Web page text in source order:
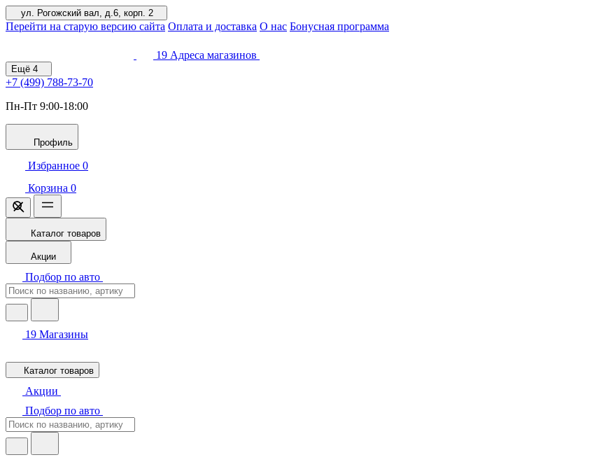
ул. Рогожский вал, д.6, корп. 2
Перейти на старую версию сайта Оплата и доставка О нас Бонусная программа
19 Адреса магазинов
Ещё 4
+7 (499) 788-73-70
Пн-Пт 9:00-18:00
Профиль
Избранное 0
Корзина 0
Каталог товаров
Акции
Подбор по авто
19 Магазины
Каталог товаров
Акции
Подбор по авто